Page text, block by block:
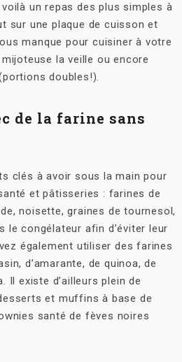
un repas des plus simples à
sur une plaque de cuisson et
manque pour cuisiner à votre
la veille ou encore
doubles!).
de la farine sans
clés à avoir sous la main pour
et pâtisseries : farines de
noisette, graines de tournesol,
le congélateur afin d’éviter leur
également utiliser des farines
d’amarante, de quinoa, de
Il existe d’ailleurs plein de
et muffins à base de
santé de fèves noires